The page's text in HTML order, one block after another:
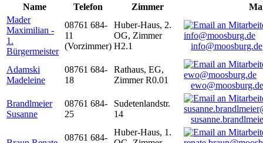
Name
Telefon Zimmer
Mader
Maximilian -
1.
Bürgermeister
08761 684-
11
(Vorzimmer)
Huber-Haus, 2.
OG, Zimmer
H2.1
info@moosburg.de
Adamski
Madeleine
08761 684-
18
Rathaus, EG,
Zimmer R0.01
ewo@moosburg.de
Brandlmeier
Susanne
08761 684-
25
Sudetenlandstr.
14
08761 684-
Huber-Haus, 1.